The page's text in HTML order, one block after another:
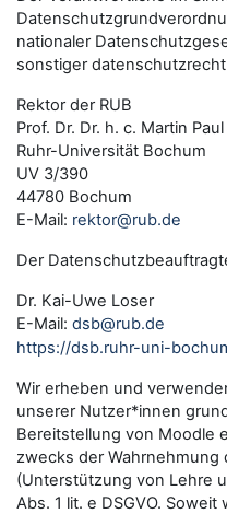
nationaler
sonstiger
Rektor der RUB
Prof. Dr. Dr. h. c. Martin Paul
Ruhr-Universität Bochum
UV 3/390
44780 Bochum
E-Mail: rektor@rub.de
Der
Dr. Kai-Uwe Loser
E-Mail: dsb@rub.de
https://dsb.ruhr-uni-
Wir erheben und
unserer Nutzer*innen
Bereitstellung von Moodle
zwecks der
(Unterstützung von Lehre
Abs. 1 lit. e DSGVO.